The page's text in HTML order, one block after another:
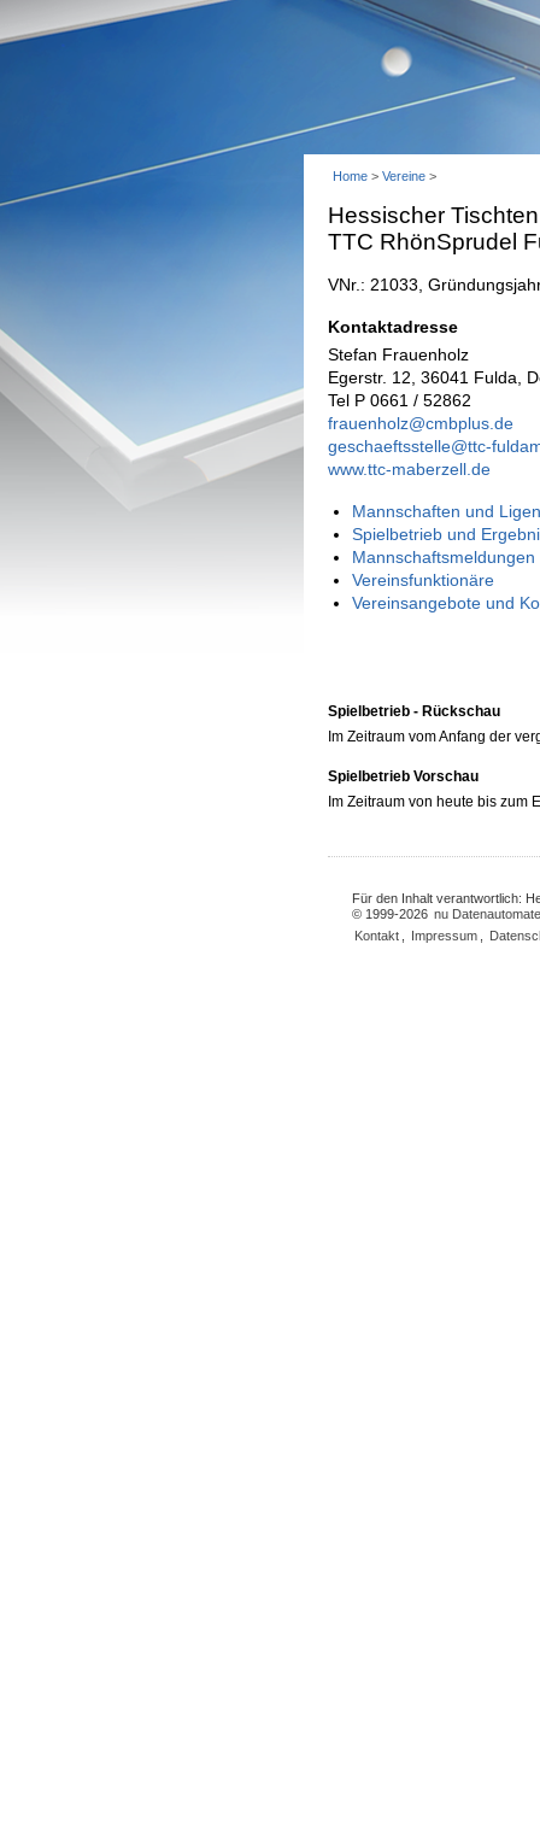
Home > Vereine >
Hessischer
TTC RhönSprudel
VNr.: 21033,
Kontaktadresse
Stefan Frauenholz
Egerstr. 12, 36041 Fulda,
Tel P 0661 / 52862
frauenholz@cmbplus.de
geschaeftsstelle@ttc-
www.ttc-maberzell.de
Mannschaften und
Spielbetrieb und
Vereinsfunktionäre
Vereinsangebote und
Spielbetrieb - Rückschau
Im Zeitraum vom Anfang der
Spielbetrieb Vorschau
Im Zeitraum von heute bis zum
Für den Inhalt verantwortlich:
© 1999-2026 nu
Kontakt
Impressum